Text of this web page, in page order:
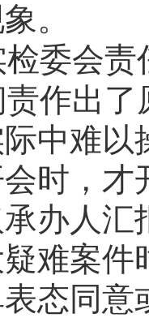
。
检委会
作出
中难
时，才
办人
难案件
态同意